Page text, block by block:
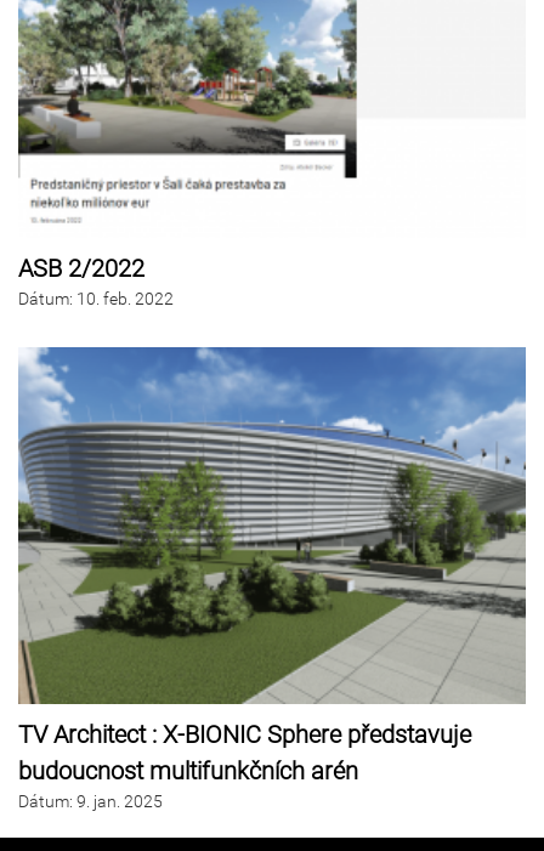
ASB 2/2022
Dátum: 10. feb. 2022
TV Architect : X-BIONIC Sphere představuje
budoucnost multifunkčních arén
Dátum: 9. jan. 2025